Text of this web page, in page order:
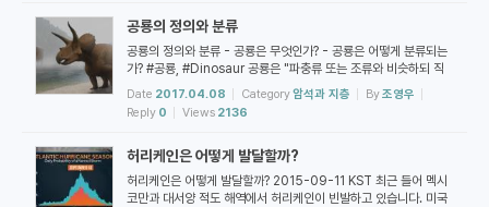
설명하는 쇼를 진행하는 사람이 있습니다. (링크: Ecuador At Th
e Equator - Water Demonstration - Coriolis Effect) 작
은 욕조에서 물이 빠...
공룡의 정의와 분류
공룡의 정의와 분류 - 공룡은 무엇인가? - 공룡은 어떻게 분류되는
가? #공룡, #Dinosaur 공룡은 "파충류 또는 조류와 비슷하되 직
립 자세를 취하며 일생의 대부분을 육상에서 보낸 동물"[2]입니다.
공룡은 파충류로부터 진화하였으며, 이후 일부가 조류로 진화하였
습니다. 대부분의 공룡(비비행 공룡)은 중생대 말의 대멸종 때 사라
고 있습니다. 직립 자세라는 것은 동물의 몸통 바로 아래에 다리가
붙어 있어서 서거나 걸었다는 것을 의미합니다[2]. 악어처럼 다리가
옆으...
Date 2017.04.08 Category암석과 지층 By조영우
Reply 0 Views 2136
허리케인은 어떻게 발달할까?
허리케인은 어떻게 발달할까? 2015-09-11 KST 최근 들어 멕시
코만과 대서양 적도 해역에서 허리케인이 빈발하고 있습니다. 미국